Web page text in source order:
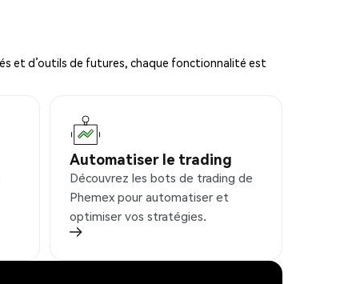
et d’outils de futures, chaque fonctionnalité est
Automatiser le trading
Découvrez les bots de trading de
Phemex pour automatiser et
optimiser vos stratégies.